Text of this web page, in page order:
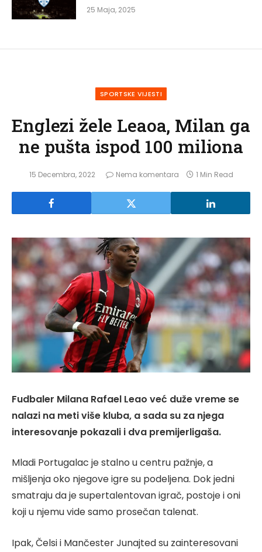
25 Maja, 2025
SPORTSKE VIJESTI
Englezi žele Leaoa, Milan ga
ne pušta ispod 100 miliona
15 Decembra, 2022 Nema komentara 1 Min Read
Fudbaler Milana Rafael Leao već duže vreme se
nalazi na meti više kluba, a sada su za njega
interesovanje pokazali i dva premijerligaša.
Mladi Portugalac je stalno u centru pažnje, a
mišljenja oko njegove igre su podeljena. Dok jedni
smatraju da je supertalentovan igrač, postoje i oni
koji u njemu vide samo prosečan talenat.
Ipak, Čelsi i Mančester Junajted su zainteresovani